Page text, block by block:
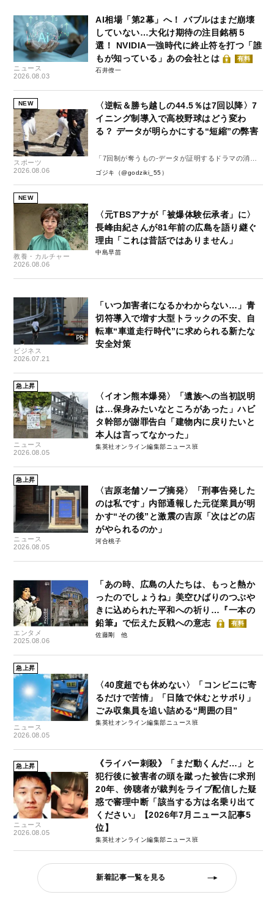
ニュース
2026.08.03
AI相場「第2幕」へ！ バブルはまだ崩壊
していない…大化け期待の注目銘柄５
選！ NVIDIA一強時代に終止符を打つ「誰
もが知っている」あの会社とは
有料
石井僚一
NEW
スポーツ
2026.08.06
〈逆転＆勝ち越しの44.5％は7回以降〉7
イニング制導入で高校野球はどう変わ
る？ データが明らかにする“短縮”の弊害
「7回制が奪うもの-データが証明するドラマの消
失-」
ゴジキ（@godziki_55）
NEW
教養・カルチャー
2026.08.06
〈元TBSアナが「被爆体験伝承者」に〉
長峰由紀さんが81年前の広島を語り継ぐ
理由「これは昔話ではありません」
中島早苗
ビジネス
2026.07.21
「いつ加害者になるかわからない…」青
切符導入で増す大型トラックの不安、自
転車“車道走行時代”に求められる新たな
安全対策
急上昇
ニュース
2026.08.05
〈イオン熊本爆発〉「遺族への当初説明
は…保身みたいなところがあった」ハビ
タ幹部が謝罪告白「建物内に戻りたいと
本人は言ってなかった」
集英社オンライン編集部ニュース班
急上昇
ニュース
2026.08.05
〈吉原老舗ソープ摘発〉「刑事告発した
のは私です」内部通報した元従業員が明
かす“その後”と激震の吉原「次はどの店
がやられるのか」
河合桃子
エンタメ
2025.08.06
「あの時、広島の人たちは、もっと熱か
ったのでしょうね」美空ひばりのつぶや
きに込められた平和への祈り…『一本の
鉛筆』で伝えた反戦への意志
有料
佐藤剛
急上昇
ニュース
2026.08.05
〈40度超でも休めない〉「コンビニに寄
るだけで苦情」「日陰で休むとサボり」
ごみ収集員を追い詰める“周囲の目”
集英社オンライン編集部ニュース班
急上昇
ニュース
2026.08.05
《ライバー刺殺》「まだ動くんだ…」と
犯行後に被害者の頭を蹴った被告に求刑
20年、傍聴者が裁判をライブ配信した疑
惑で審理中断「該当する方は名乗り出て
ください」【2026年7月ニュース記事5
位】
集英社オンライン編集部ニュース班
新着記事一覧を見る